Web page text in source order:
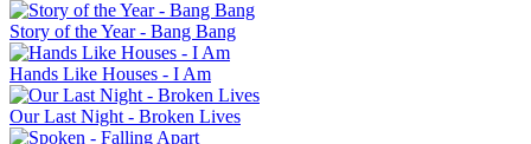
Story of the Year - Bang Bang
Hands Like Houses - I Am
Our Last Night - Broken Lives